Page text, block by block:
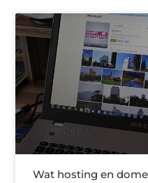
Wat hosting en